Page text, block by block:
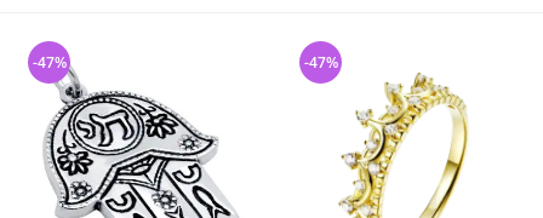
-47% -47%